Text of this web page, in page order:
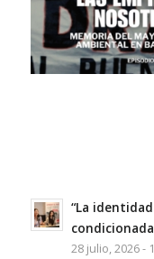
“La
28 julio, 2026 -